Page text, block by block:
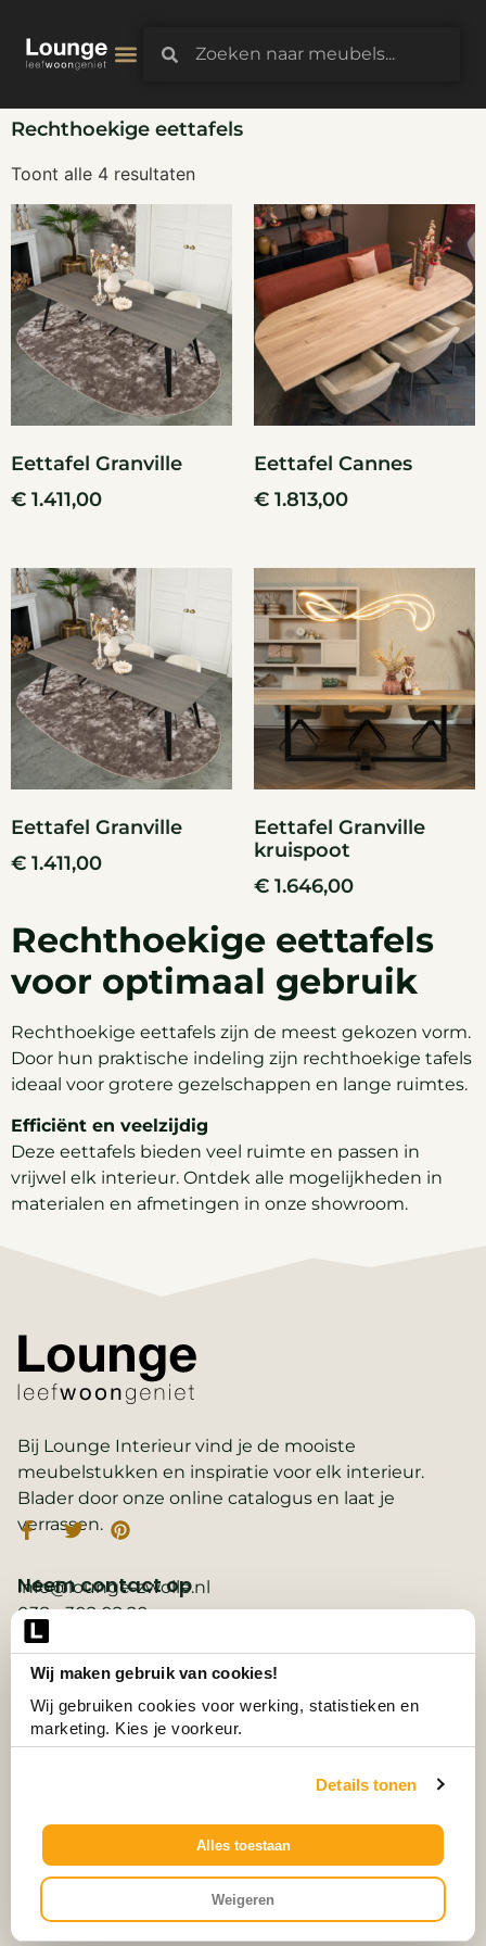
Wij maken gebruik van cookies!
Wij gebruiken cookies voor werking, statistieken en
marketing. Kies je voorkeur.
Details tonen
Alles toestaan
Weigeren
Rechthoekige eettafels
Toont alle 4 resultaten
Eettafel Granville
€ 1.411,00
Eettafel Cannes
€ 1.813,00
Eettafel Granville
€ 1.411,00
Eettafel Granville
kruispoot
€ 1.646,00
Rechthoekige eettafels
voor optimaal gebruik
Rechthoekige eettafels zijn de meest gekozen vorm.
Door hun praktische indeling zijn rechthoekige tafels
ideaal voor grotere gezelschappen en lange ruimtes.
Efficiënt en veelzijdig
Deze eettafels bieden veel ruimte en passen in
vrijwel elk interieur. Ontdek alle mogelijkheden in
materialen en afmetingen in onze showroom.
Bij Lounge Interieur vind je de mooiste
meubelstukken en inspiratie voor elk interieur.
Blader door onze online catalogus en laat je
verrassen.
Belangrijke links
2D ontwerp
3D ontwerp
Collectie
Neem contact op
info@lounge-zwolle.nl
038 - 302 02 20
Anthony Fokkerstraat 3, 8013 NS Zwolle
© Alle Rechten Voorbehouden.